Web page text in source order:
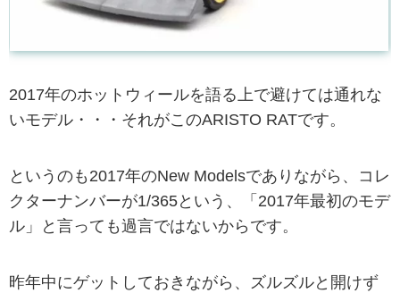
2017年のホットウィールを語る上で避けては通れな
いモデル・・・それがこのARISTO RATです。
というのも2017年のNew Modelsでありながら、コレ
クターナンバーが1/365という、「2017年最初のモデ
ル」と言っても過言ではないからです。
昨年中にゲットしておきながら、ズルズルと開けず